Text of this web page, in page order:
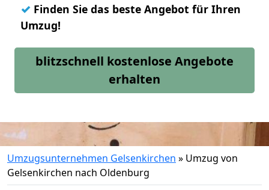
✓ Finden Sie das beste Angebot für Ihren
Umzug!
blitzschnell kostenlose Angebote
erhalten
Umzugsunternehmen Gelsenkirchen » Umzug von
Gelsenkirchen nach Oldenburg